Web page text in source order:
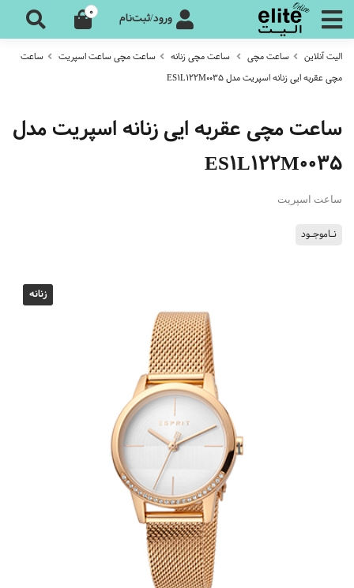
ورود/ثبت‌نام 0
الیت آنلاین ساعت مچی ساعت مچی زنانه ساعت مچی ساعت اسپریت
ساعت
مچی عقربه ایی زنانه اسپریت مدل ES1L122M0035
ساعت مچی عقربه ایی زنانه اسپریت مدل
ES1L122M0035
ساعت اسپریت
نـاموجـود
زنانه